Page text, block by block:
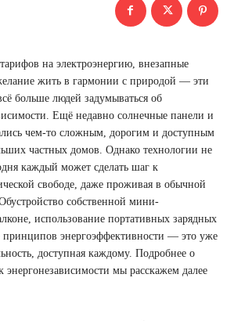
на электроэнергию, внезапные
жить в гармонии с природой — эти
больше людей задумываться об
Ещё недавно солнечные панели и
чем-то сложным, дорогим и доступным
частных домов. Однако технологии не
каждый может сделать шаг к
свободе, даже проживая в обычной
собственной мини-
использование портативных зарядных
принципов энергоэффективности — это уже
доступная каждому. Подробнее о
энергонезависимости мы расскажем далее